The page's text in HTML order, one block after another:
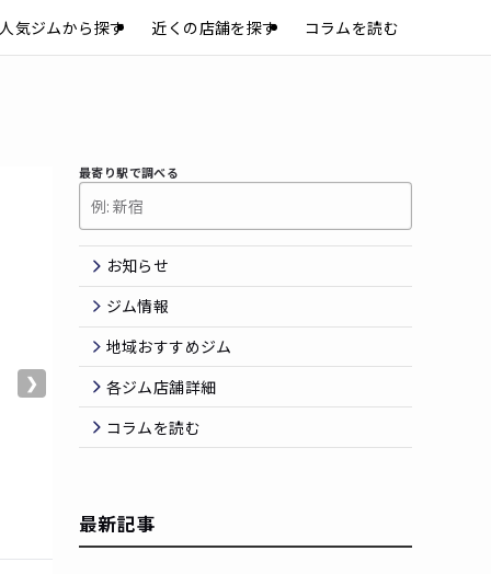
人気ジムから探す 近くの店舗を探す コラムを読む
❯
最寄り駅で調べる
お知らせ
ジム情報
地域おすすめジム
各ジム店舗詳細
コラムを読む
最新記事